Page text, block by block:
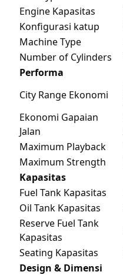
Engine Kapasitas
Konfigurasi katup
Machine Type
Number of Cylinders
Performa
City Range Ekonomi
Ekonomi Gapaian
Jalan
Maximum Playback
Maximum Strength
Kapasitas
Fuel Tank Kapasitas
Oil Tank Kapasitas
Reserve Fuel Tank
Kapasitas
Seating Kapasitas
Design & Dimensi